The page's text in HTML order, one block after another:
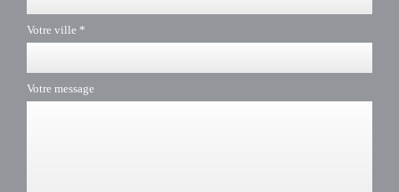
Votre ville *
Votre message